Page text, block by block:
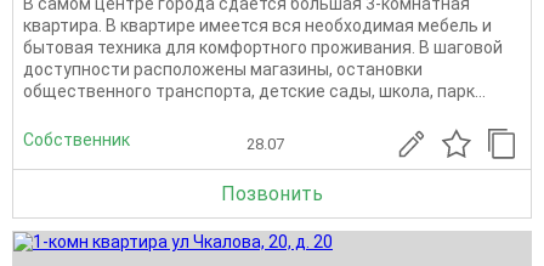
квартира. В квартире имеется вся необходимая мебель и
бытовая техника для комфортного проживания. В шаговой
доступности расположены магазины, остановки
общественного транспорта, детские сады, школа, парк...
Собственник 28.07
Позвонить